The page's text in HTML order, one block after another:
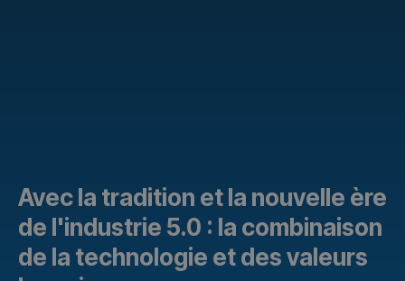
Avec la tradition et la nouvelle ère
de l'industrie 5.0 : la combinaison
de la technologie et des valeurs